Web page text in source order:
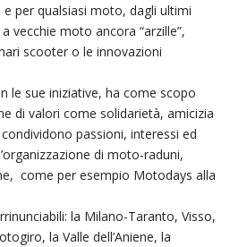
per qualsiasi moto, dagli ultimi
vecchie moto ancora “arzille”,
scooter o le innovazioni
le sue iniziative, ha come scopo
di valori come solidarietà, amicizia
passioni, interessi ed
di moto-raduni,
come per esempio Motodays alla
la Milano-Taranto, Visso,
la Valle dell’Aniene, la